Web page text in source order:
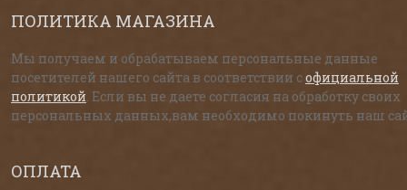
ПОЛИТИКА МАГАЗИНА
Мы получаем и обрабатываем персональные данные
посетителей нашего сайта в соответствии софициальной
политикой . Если вы не даете согласия на обработку своих
персональных данных,вам необходимо покинуть наш
ОПЛАТА